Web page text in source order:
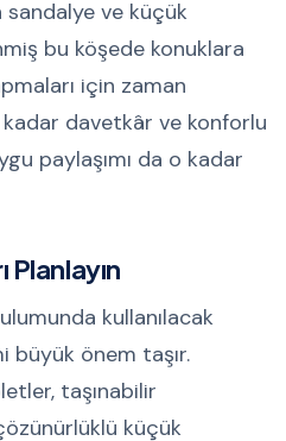
sandalye ve küçük
bu köşede konuklara
için zaman
kadar davetkâr ve konforlu
paylaşımı da o kadar
Planlayın
kullanılacak
büyük önem taşır.
taşınabilir
küçük